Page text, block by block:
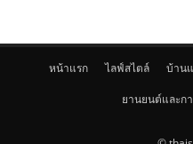
หน้าแรก ไลฟ์สไตล์ บ้าน
ยานยนต์และก